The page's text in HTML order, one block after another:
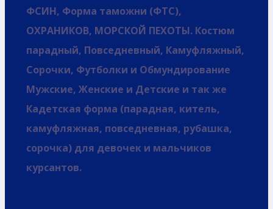
ФСИН, Форма таможни (ФТС),
ОХРАНИКОВ, МОРСКОЙ ПЕХОТЫ. Костюм
парадный, Повседневный, Камуфляжный,
Сорочки, Футболки и Обмундирование
Мужские, Женские и Детские и так же
Кадетская форма (парадная, китель,
камуфляжная, повседневная, рубашка,
сорочка) для девочек и мальчиков
курсантов.